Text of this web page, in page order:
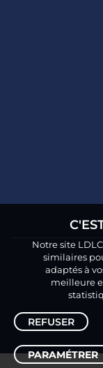
Notre site
similaires
adaptés à
meilleure
REFUSER
PARAMÉTRER